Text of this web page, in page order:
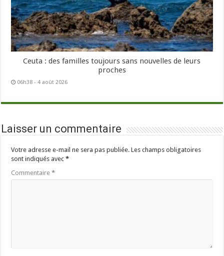
Ceuta : des familles toujours sans nouvelles de leurs
proches
06h38 - 4 août 2026
Laisser un commentaire
Votre adresse e-mail ne sera pas publiée. Les champs obligatoires
sont indiqués avec*
Commentaire*